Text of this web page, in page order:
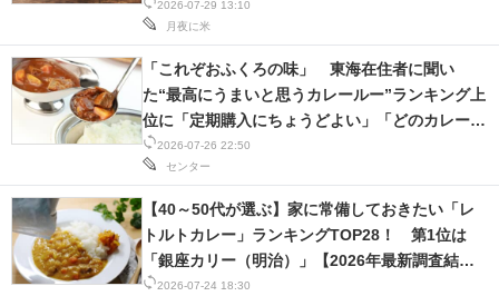
ビジネスと働き方のヒント
AI活用のいまが分かる
企業ITのトレンドを詳説
経営リーダーのコミュニティ
マーケ×ITの今がよく分かる
ITエンジニア向け専門サイト
2026-07-29 13:10
月夜に米
い」の声【7月29日は福神漬の日】
2026-07-26 22:50
センター
「これぞおふくろの味」 東海在住者に聞い
た“最高にうまいと思うカレールー”ランキング上
位に「定期購入にちょうどよい」「どのカレーと
合わせても美味しい」の声
2026-07-24 18:30
【40～50代が選ぶ】家に常備しておきたい「レ
トルトカレー」ランキングTOP28！ 第1位は
「銀座カリー（明治）」【2026年最新調査結
果】